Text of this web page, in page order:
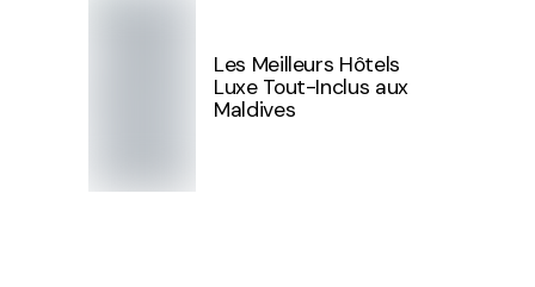
Les Meilleurs Hôtels
Luxe Tout-Inclus aux
Maldives